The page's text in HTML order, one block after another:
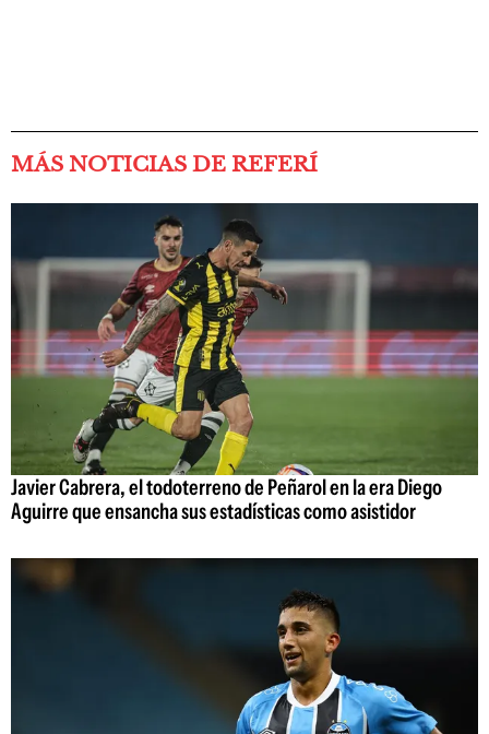
MÁS NOTICIAS DE REFERÍ
Javier Cabrera, el todoterreno de Peñarol en la era Diego
Aguirre que ensancha sus estadísticas como asistidor